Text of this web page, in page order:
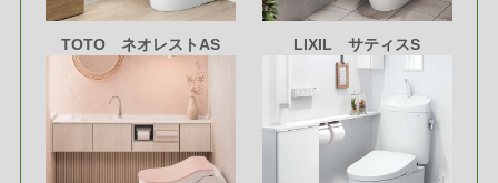
TOTO ネオレストAS LIXIL サティスS